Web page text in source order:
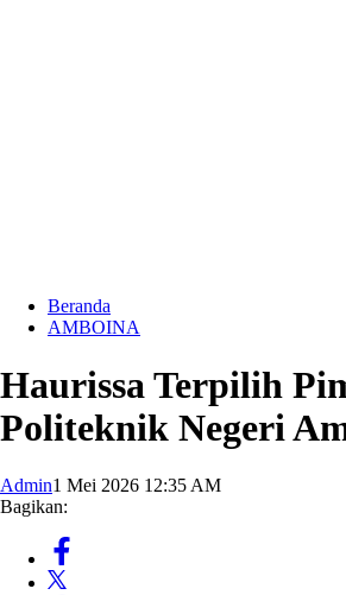
Beranda
AMBOINA
Haurissa Terpilih
Politeknik Negeri
Admin1 Mei 2026 12:35 AM
Bagikan: